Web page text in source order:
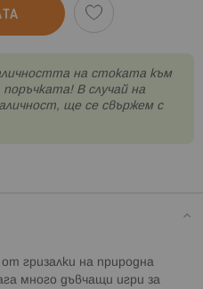
на стоката към
В случай на
ще се свържем с
гризалки на природна
много дъвчащи игри за